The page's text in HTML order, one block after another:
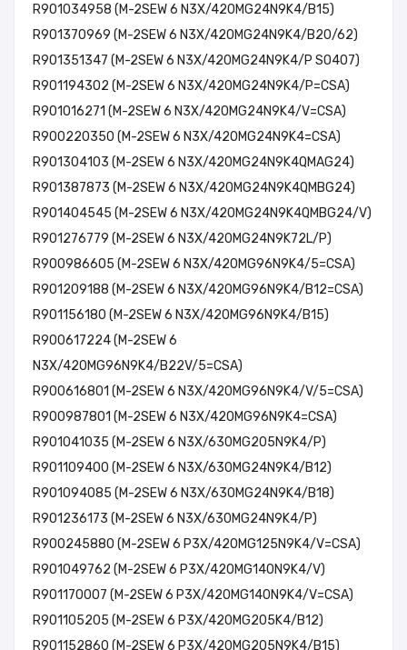
R901034958 (M-2SEW 6 N3X/420MG24N9K4/B15)
R901370969 (M-2SEW 6 N3X/420MG24N9K4/B20/62)
R901351347 (M-2SEW 6 N3X/420MG24N9K4/P SO407)
R901194302 (M-2SEW 6 N3X/420MG24N9K4/P=CSA)
R901016271 (M-2SEW 6 N3X/420MG24N9K4/V=CSA)
R900220350 (M-2SEW 6 N3X/420MG24N9K4=CSA)
R901304103 (M-2SEW 6 N3X/420MG24N9K4QMAG24)
R901387873 (M-2SEW 6 N3X/420MG24N9K4QMBG24)
R901404545 (M-2SEW 6 N3X/420MG24N9K4QMBG24/V)
R901276779 (M-2SEW 6 N3X/420MG24N9K72L/P)
R900986605 (M-2SEW 6 N3X/420MG96N9K4/5=CSA)
R901209188 (M-2SEW 6 N3X/420MG96N9K4/B12=CSA)
R901156180 (M-2SEW 6 N3X/420MG96N9K4/B15)
R900617224 (M-2SEW 6
N3X/420MG96N9K4/B22V/5=CSA)
R900616801 (M-2SEW 6 N3X/420MG96N9K4/V/5=CSA)
R900987801 (M-2SEW 6 N3X/420MG96N9K4=CSA)
R901041035 (M-2SEW 6 N3X/630MG205N9K4/P)
R901109400 (M-2SEW 6 N3X/630MG24N9K4/B12)
R901094085 (M-2SEW 6 N3X/630MG24N9K4/B18)
R901236173 (M-2SEW 6 N3X/630MG24N9K4/P)
R900245880 (M-2SEW 6 P3X/420MG125N9K4/V=CSA)
R901049762 (M-2SEW 6 P3X/420MG140N9K4/V)
R901170007 (M-2SEW 6 P3X/420MG140N9K4/V=CSA)
R901105205 (M-2SEW 6 P3X/420MG205K4/B12)
R901152860 (M-2SEW 6 P3X/420MG205N9K4/B15)